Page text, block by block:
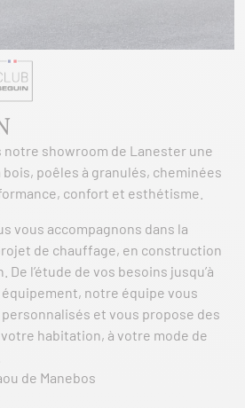
notre showroom de Lanester une
poêles à granulés, cheminées
confort et esthétisme.
vous accompagnons dans la
de chauffage, en construction
l’étude de vos besoins jusqu’à
notre équipe vous
et vous propose des
habitation, à votre mode de
de Manebos